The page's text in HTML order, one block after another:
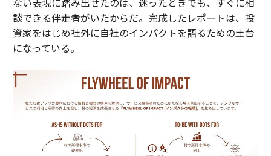
談できる伴走者がいたからだ。完成したレポートは、投
資家をはじめ社外に自社のインパクトを語るための土台
になっている。